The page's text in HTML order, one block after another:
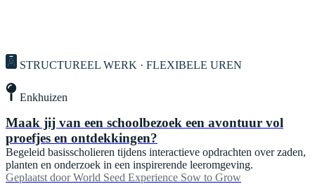
STRUCTUREEL WERK · FLEXIBELE UREN
Enkhuizen
Maak jij van een schoolbezoek een avontuur vol
proefjes en ontdekkingen?
Begeleid basisscholieren tijdens interactieve opdrachten over zaden,
planten en onderzoek in een inspirerende leeromgeving.
Geplaatst door World Seed Experience Sow to Grow